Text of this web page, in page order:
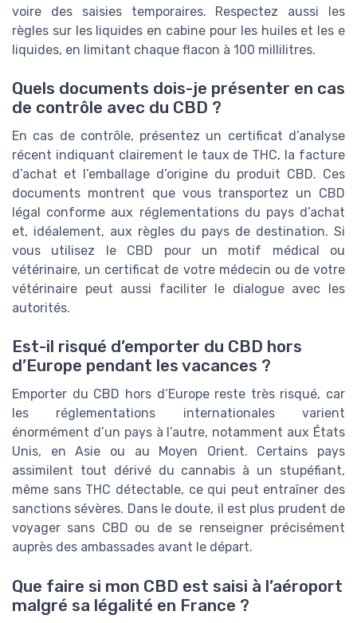
voire des saisies temporaires. Respectez aussi les
règles sur les liquides en cabine pour les huiles et les e
liquides, en limitant chaque flacon à 100 millilitres.
Quels documents dois-je présenter en cas
de contrôle avec du CBD ?
En cas de contrôle, présentez un certificat d’analyse
récent indiquant clairement le taux de THC, la facture
d’achat et l’emballage d’origine du produit CBD. Ces
documents montrent que vous transportez un CBD
légal conforme aux réglementations du pays d’achat
et, idéalement, aux règles du pays de destination. Si
vous utilisez le CBD pour un motif médical ou
vétérinaire, un certificat de votre médecin ou de votre
vétérinaire peut aussi faciliter le dialogue avec les
autorités.
Est-il risqué d’emporter du CBD hors
d’Europe pendant les vacances ?
Emporter du CBD hors d’Europe reste très risqué, car
les réglementations internationales varient
énormément d’un pays à l’autre, notamment aux États
Unis, en Asie ou au Moyen Orient. Certains pays
assimilent tout dérivé du cannabis à un stupéfiant,
même sans THC détectable, ce qui peut entraîner des
sanctions sévères. Dans le doute, il est plus prudent de
voyager sans CBD ou de se renseigner précisément
auprès des ambassades avant le départ.
Que faire si mon CBD est saisi à l’aéroport
malgré sa légalité en France ?